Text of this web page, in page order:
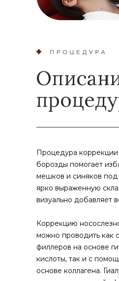
Процедура коррекции
борозды помогает
мешков и синяков под
ярко выраженную
визуально добавляет
Коррекцию
можно проводить как
филлеров на основе
кислоты, так и с
основе коллагена.